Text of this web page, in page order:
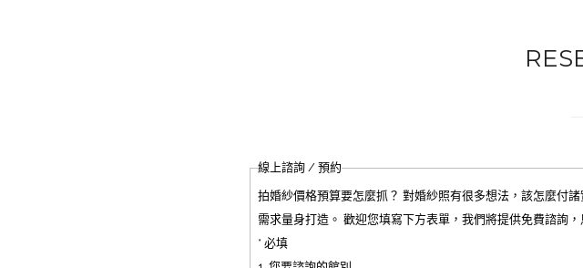
線上諮詢 / 預約
拍婚紗價格預算要怎麼抓？ 對婚紗照有很多想法，該怎麼付
需求量身打造。 歡迎您填寫下方表單，我們將提供免費諮詢
* 必填